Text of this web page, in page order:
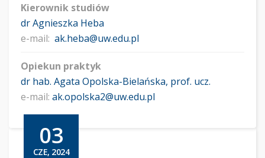
03
CZE, 2024
Kierownik studiów
dr Agnieszka Heba
e-mail: ak.heba@uw.edu.pl
Opiekun praktyk
dr hab. Agata Opolska-Bielańska, prof. ucz.
e-mail: ak.opolska2@uw.edu.pl